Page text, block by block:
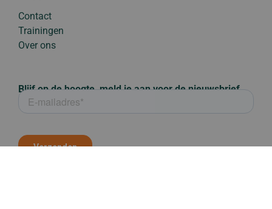
Contact
Trainingen
Over ons
Blijf op de hoogte, meld je aan voor de nieuwsbrief